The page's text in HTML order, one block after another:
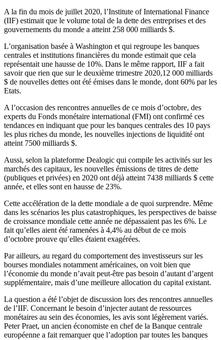
A la fin du mois de juillet 2020, l’Institute of International Finance
(IIF) estimait que le volume total de la dette des entreprises et des
gouvernements du monde a atteint 258 000 milliards $.
L’organisation basée à Washington et qui regroupe les banques
centrales et institutions financières du monde estimait que cela
représentait une hausse de 10%. Dans le même rapport, IIF a fait
savoir que rien que sur le deuxième trimestre 2020,12 000 milliards
$ de nouvelles dettes ont été émises dans le monde, dont 60% par les
Etats.
A l’occasion des rencontres annuelles de ce mois d’octobre, des
experts du Fonds monétaire international (FMI) ont confirmé ces
tendances en indiquant que pour les banques centrales des 10 pays
les plus riches du monde, les nouvelles injections de liquidité ont
atteint 7500 milliards $.
Aussi, selon la plateforme Dealogic qui compile les activités sur les
marchés des capitaux, les nouvelles émissions de titres de dette
(publiques et privées) en 2020 ont déjà atteint 7438 milliards $ cette
année, et elles sont en hausse de 23%.
Cette accélération de la dette mondiale a de quoi surprendre. Même
dans les scénarios les plus catastrophiques, les perspectives de baisse
de croissance mondiale cette année ne dépassaient pas les 6%. Le
fait qu’elles aient été ramenées à 4,4% au début de ce mois
d’octobre prouve qu’elles étaient exagérées.
Par ailleurs, au regard du comportement des investisseurs sur les
bourses mondiales notamment américaines, on voit bien que
l’économie du monde n’avait peut-être pas besoin d’autant d’argent
supplémentaire, mais d’une meilleure allocation du capital existant.
La question a été l’objet de discussion lors des rencontres annuelles
de l’IIF. Concernant le besoin d’injecter autant de ressources
monétaires au sein des économies, les avis sont légèrement variés.
Peter Praet, un ancien économiste en chef de la Banque centrale
européenne a fait remarquer que l’adoption par toutes les banques